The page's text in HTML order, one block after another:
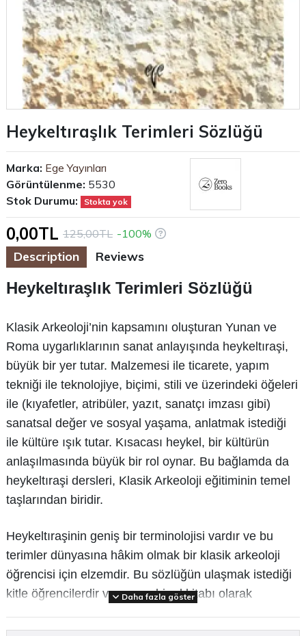
Heykeltıraşlık Terimleri Sözlüğü
Description Reviews
Heykeltıraşlık Terimleri Sözlüğü
Klasik Arkeoloji’nin kapsamını oluşturan Yunan ve
Roma uygarlıklarının sanat anlayışında heykeltıraşi,
büyük bir yer tutar. Malzemesi ile ticarete, yapım
tekniği ile teknolojiye, biçimi, stili ve üzerindeki öğeleri
ile (kıyafetler, atribüler, yazıt, sanatçı imzası gibi)
sanatsal değer ve sosyal yaşama, anlatmak istediği
ile kültüre ışık tutar. Kısacası heykel, bir kültürün
anlaşılmasında büyük bir rol oynar. Bu bağlamda da
heykeltıraşi dersleri, Klasik Arkeoloji eğitiminin temel
taşlarından biridir.
Heykeltıraşinin geniş bir terminolojisi vardır ve bu
terimler dünyasına hâkim olmak bir klasik arkeoloji
öğrencisi için elzemdir. Bu sözlüğün ulaşmak istediği
kitle öğrencilerdir ve amacı bir el kitabı olarak
hemen hemen her köşesine dokunan heykel
Daha fazla göster
Marka: Ege Yayınları
Görüntülenme: 5530
Stok Durumu:
Stokta yok
0,00TL 125,00TL -100%